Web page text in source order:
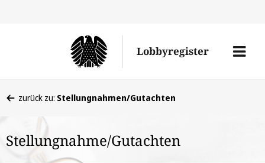
Lobbyregister
Menü
befinden
hier:
zurück zu: Stellungnahmen/Gutachten
Stellungnahme/Gutachten